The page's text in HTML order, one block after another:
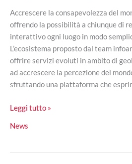
Accrescere la consapevolezza del
offrendo la possibilità a chiunque di
interattivo ogni luogo in modo
L’ecosistema proposto dal team
offrire servizi evoluti in ambito di
ad accrescere la percezione del
sfruttando una piattaforma che
StartCup
Infoaround.me
Leggi tutto »
News